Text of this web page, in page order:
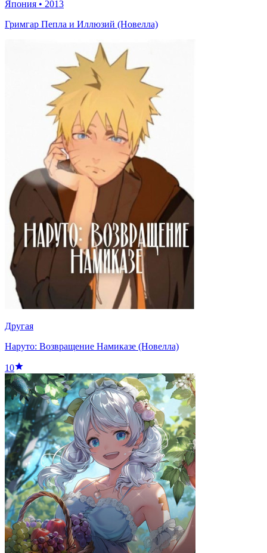
Япония • 2013
Гримгар Пепла и Иллюзий (Новелла)
Другая
Наруто: Возвращение Намиказе (Новелла)
10